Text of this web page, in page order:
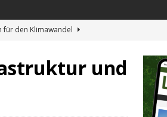
für den Klimawandel
und